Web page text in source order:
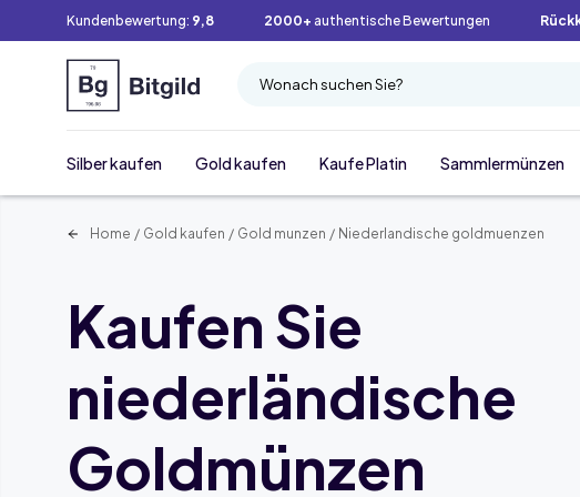
Kundenbewertung: 9,8 2000+ authentische Bewertungen
Wonach suchen Sie?
Silber kaufen Gold kaufen Kaufe Platin Sammlermünzen
Home / Gold kaufen / Gold munzen / Niederlandische goldmuenzen
Kaufen Sie
niederländische
Goldmünzen